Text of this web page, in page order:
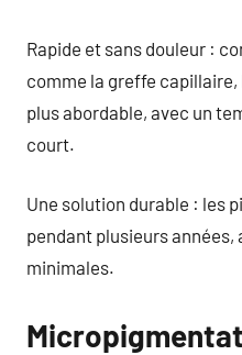
Rapide et sans douleur :
comme la greffe
plus abordable, avec un
court.
Une solution durable : les
pendant plusieurs années,
minimales.